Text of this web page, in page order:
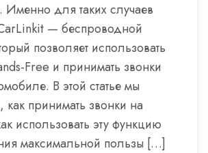
Именно для таких случаев
— беспроводной
позволяет использовать
Free и принимать звонки
В этой статье мы
как принимать звонки на
использовать эту функцию
максимальной пользы […]